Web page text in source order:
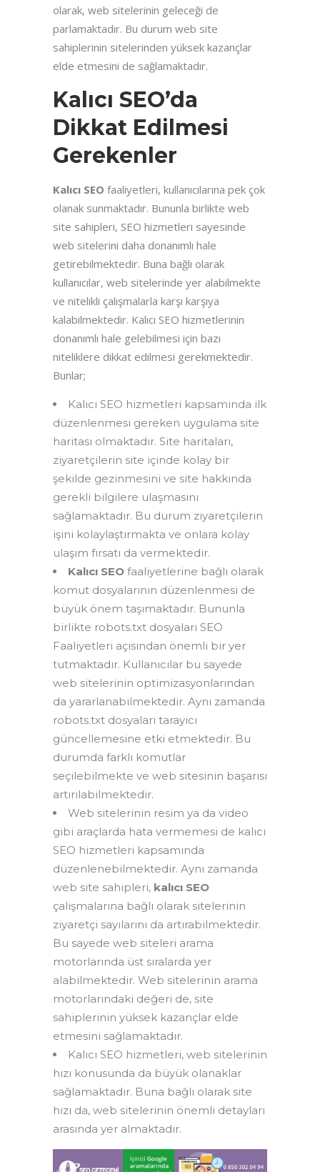
olarak, web sitelerinin geleceği de
parlamaktadır. Bu durum web site
sahiplerinin sitelerinden yüksek kazançlar
elde etmesini de sağlamaktadır.
Kalıcı SEO’da
Dikkat Edilmesi
Gerekenler
Kalıcı SEO faaliyetleri, kullanıcılarına pek çok
olanak sunmaktadır. Bununla birlikte web
site sahipleri, SEO hizmetleri sayesinde
web sitelerini daha donanımlı hale
getirebilmektedir. Buna bağlı olarak
kullanıcılar, web sitelerinde yer alabilmekte
ve nitelikli çalışmalarla karşı karşıya
kalabilmektedir. Kalıcı SEO hizmetlerinin
donanımlı hale gelebilmesi için bazı
niteliklere dikkat edilmesi gerekmektedir.
Bunlar;
Kalıcı SEO hizmetleri kapsamında ilk
düzenlenmesi gereken uygulama site
haritası olmaktadır. Site haritaları,
ziyaretçilerin site içinde kolay bir
şekilde gezinmesini ve site hakkında
gerekli bilgilere ulaşmasını
sağlamaktadır. Bu durum ziyaretçilerin
işini kolaylaştırmakta ve onlara kolay
ulaşım fırsatı da vermektedir.
Kalıcı SEO faaliyetlerine bağlı olarak
komut dosyalarının düzenlenmesi de
büyük önem taşımaktadır. Bununla
birlikte robots.txt dosyaları SEO
Faaliyetleri açısından önemli bir yer
tutmaktadır. Kullanıcılar bu sayede
web sitelerinin optimizasyonlarından
da yararlanabilmektedir. Aynı zamanda
robots.txt dosyaları tarayıcı
güncellemesine etki etmektedir. Bu
durumda farklı komutlar
seçilebilmekte ve web sitesinin başarısı
artırılabilmektedir.
Web sitelerinin resim ya da video
gibi araçlarda hata vermemesi de kalıcı
SEO hizmetleri kapsamında
düzenlenebilmektedir. Aynı zamanda
web site sahipleri, kalıcı SEO
çalışmalarına bağlı olarak sitelerinin
ziyaretçi sayılarını da artırabilmektedir.
Bu sayede web siteleri arama
motorlarında üst sıralarda yer
alabilmektedir. Web sitelerinin arama
motorlarındaki değeri de, site
sahiplerinin yüksek kazançlar elde
etmesini sağlamaktadır.
Kalıcı SEO hizmetleri, web sitelerinin
hızı konusunda da büyük olanaklar
sağlamaktadır. Buna bağlı olarak site
hızı da, web sitelerinin önemli detayları
arasında yer almaktadır.